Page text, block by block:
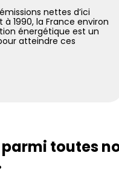
nettes d’ici
1990, la France environ
énergétique est un
atteindre ces
parmi toutes